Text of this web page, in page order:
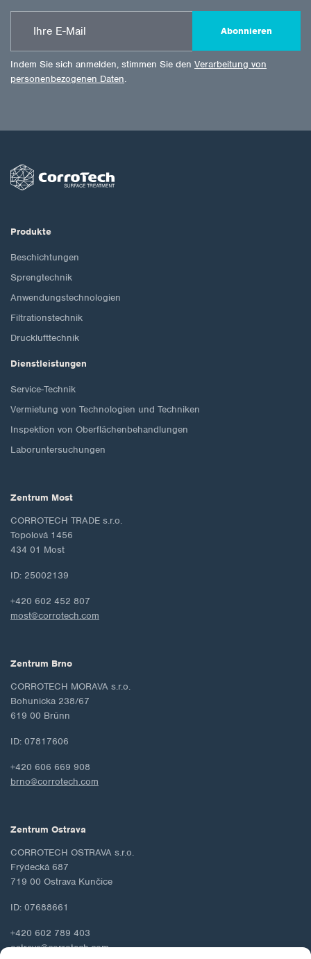
Abonnieren
Indem Sie sich anmelden, stimmen Sie den Verarbeitung von
personenbezogenen Daten.
Produkte
Beschichtungen
Sprengtechnik
Anwendungstechnologien
Filtrationstechnik
Drucklufttechnik
Dienstleistungen
Service-Technik
Vermietung von Technologien und Techniken
Inspektion von Oberflächenbehandlungen
Laboruntersuchungen
Zentrum Most
CORROTECH TRADE s.r.o.
Topolová 1456
434 01 Most
ID: 25002139
+420 602 452 807
most@corrotech.com
Zentrum Brno
CORROTECH MORAVA s.r.o.
Bohunicka 238/67
619 00 Brünn
ID: 07817606
+420 606 669 908
brno@corrotech.com
Zentrum Ostrava
CORROTECH OSTRAVA s.r.o.
Frýdecká 687
719 00 Ostrava Kunčice
ID: 07688661
+420 602 789 403
ostrava@corrotech.com